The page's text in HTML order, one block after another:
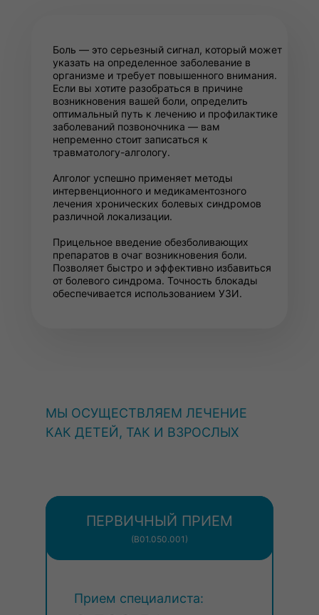
Боль — это серьезный сигнал, который может
указать на определенное заболевание в
организме и требует повышенного внимания.
Если вы хотите разобраться в причине
возникновения вашей боли, определить
оптимальный путь к лечению и профилактике
заболеваний позвоночника — вам
непременно стоит записаться к
травматологу-алгологу.
Алголог успешно применяет методы
интервенционного и медикаментозного
лечения хронических болевых синдромов
различной локализации.
Прицельное введение обезболивающих
препаратов в очаг возникновения боли.
Позволяет быстро и эффективно избавиться
от болевого синдрома. Точность блокады
обеспечивается использованием УЗИ.
МЫ ОСУЩЕСТВЛЯЕМ ЛЕЧЕНИЕ
КАК ДЕТЕЙ, ТАК И ВЗРОСЛЫХ
Прием специалиста:
ПЕРВИЧНЫЙ ПРИЕМ
(В01.050.001)